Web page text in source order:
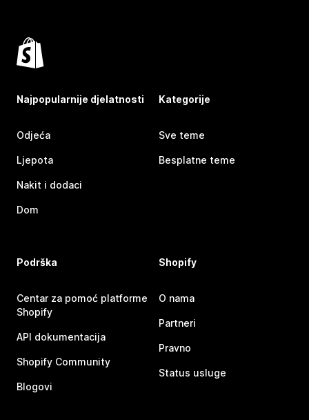
Najpopularnije djelatnosti
Odjeća
Ljepota
Nakit i dodaci
Dom
Kategorije
Sve teme
Besplatne teme
Podrška
Centar za pomoć platforme
Shopify
API dokumentacija
Shopify Community
Blogovi
Shopify
O nama
Partneri
Pravno
Status usluge